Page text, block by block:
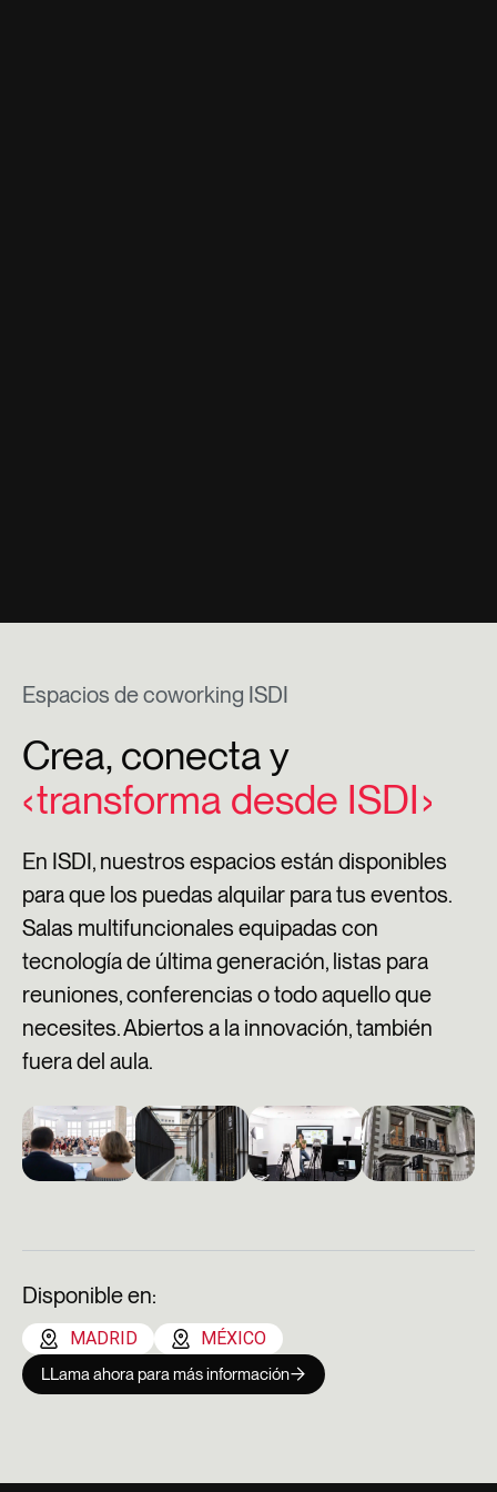
Espacios de coworking ISDI
Crea, conecta y
transforma desde ISDI
En ISDI, nuestros espacios están disponibles
para que los puedas alquilar para tus eventos.
Salas multifuncionales equipadas con
tecnología de última generación, listas para
reuniones, conferencias o todo aquello que
necesites. Abiertos a la innovación, también
fuera del aula.
Disponible en:
MADRID MÉXICO
LLama ahora para más información